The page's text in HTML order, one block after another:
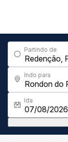
Partindo de
Indo para
Ida